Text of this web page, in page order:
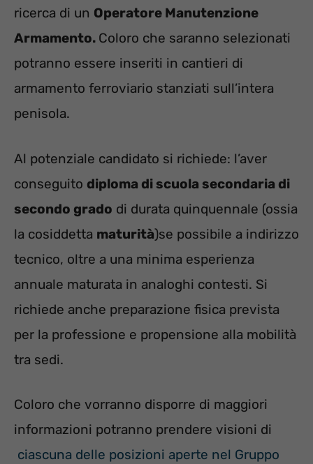
ricerca di un Operatore Manutenzione
Armamento. Coloro che saranno selezionati
potranno essere inseriti in cantieri di
armamento ferroviario stanziati sull’intera
penisola.
Al potenziale candidato si richiede: l’aver
conseguito diploma di scuola secondaria di
secondo grado di durata quinquennale (ossia
la cosiddetta maturità)se possibile a indirizzo
tecnico, oltre a una minima esperienza
annuale maturata in analoghi contesti. Si
richiede anche preparazione fisica prevista
per la professione e propensione alla mobilità
tra sedi.
Coloro che vorranno disporre di maggiori
informazioni potranno prendere visioni di
ciascuna delle posizioni aperte nel Gruppo